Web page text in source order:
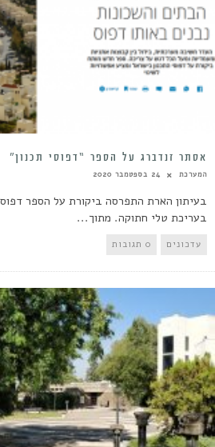
אסתר זנדברג על הספר “דפוסי תכנון”
המערכת 24 בספטמבר 2020
בעיתון הארת התפרסה ביקורת על הספר
בעריכת טלי חתוקה. מתוך...
עדכונים 0 תגובות